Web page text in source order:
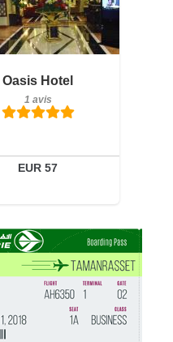
Oasis Hotel
1 avis
EUR 57
1 avis
Détails
Réserver